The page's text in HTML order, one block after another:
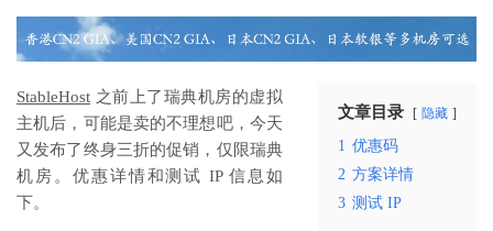
文章目录 隐藏
1 优惠码
2 方案详情
3 测试 IP
StableHost 之前上了瑞典机房的虚拟
主机后，可能是卖的不理想吧，今天
又发布了终身三折的促销，仅限瑞典
机房。优惠详情和测试 IP 信息如
下。